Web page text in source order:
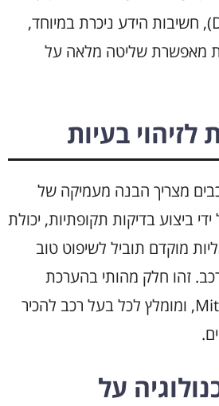
בעבודה עצמאית (DIY), חשיבות הידע ניכרת במיוחד,
מאפשרת שליטה מלאה על
לזיהוי בעיות
מצריך הבנה מעמיקה של
ביצוע בדיקות תקופתיות, יכולת
מוקדם תוביל לשיפוט טוב
זהו חלק מהותי בהערכת
אמינות רכבי Mitsubishi, ומומלץ לכל בעל רכב להכיר
על